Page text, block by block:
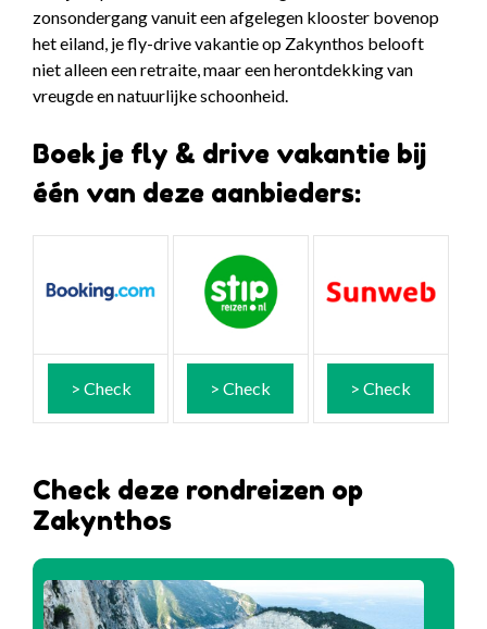
zonsondergang vanuit een afgelegen klooster bovenop
het eiland, je fly-drive vakantie op Zakynthos belooft
niet alleen een retraite, maar een herontdekking van
vreugde en natuurlijke schoonheid.
Boek je fly & drive vakantie bij
één van deze aanbieders:
> Check > Check > Check
Check deze rondreizen op
Zakynthos